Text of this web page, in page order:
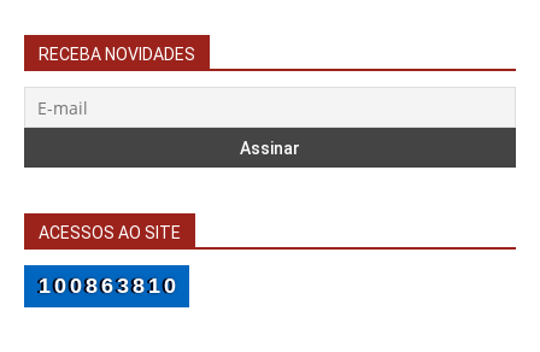
RECEBA NOVIDADES
ACESSOS AO SITE
100863810